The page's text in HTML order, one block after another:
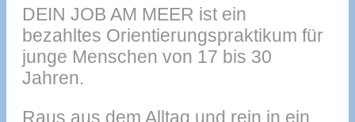
DEIN JOB AM MEER ist ein
bezahltes Orientierungspraktikum für
junge Menschen von 17 bis 30
Jahren.
Raus aus dem Alltag und rein in ein